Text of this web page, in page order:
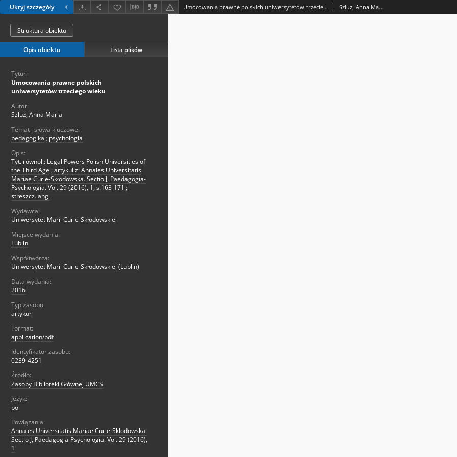
Ukryj szczegóły Umocowania prawne polskich uniwersytetów trzeciego wieku Szluz, Anna Maria
Struktura obiektu
Opis obiektu Lista plików
Tytuł:
Umocowania prawne polskich
uniwersytetów trzeciego wieku
Autor:
Szluz, Anna Maria
Temat i słowa kluczowe:
pedagogika ; psychologia
Opis:
Tyt. równol.: Legal Powers Polish Universities of
the Third Age ; artykuł z: Annales Universitatis
Mariae Curie-Skłodowska. Sectio J, Paedagogia-
Psychologia. Vol. 29 (2016), 1, s.163-171 ;
streszcz. ang.
Wydawca:
Uniwersytet Marii Curie-Skłodowskiej
Miejsce wydania:
Lublin
Współtwórca:
Uniwersytet Marii Curie-Skłodowskiej (Lublin)
Data wydania:
2016
Typ zasobu:
artykuł
Format:
application/pdf
Identyfikator zasobu:
0239-4251
Źródło:
Zasoby Biblioteki Głównej UMCS
Język:
pol
Powiązania:
Annales Universitatis Mariae Curie-Skłodowska.
Sectio J, Paedagogia-Psychologia. Vol. 29 (2016),
1